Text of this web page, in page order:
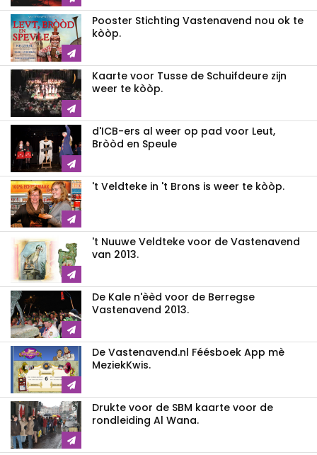
Pooster Stichting Vastenavend nou ok te
kòòp.
Kaarte voor Tusse de Schuifdeure zijn
weer te kòòp.
d'ICB-ers al weer op pad voor Leut,
Bròòd en Speule
't Veldteke in 't Brons is weer te kòòp.
't Nuuwe Veldteke voor de Vastenavend
van 2013.
De Kale n'èèd voor de Berregse
Vastenavend 2013.
De Vastenavend.nl Féésboek App mè
MeziekKwis.
Drukte voor de SBM kaarte voor de
rondleiding Al Wana.